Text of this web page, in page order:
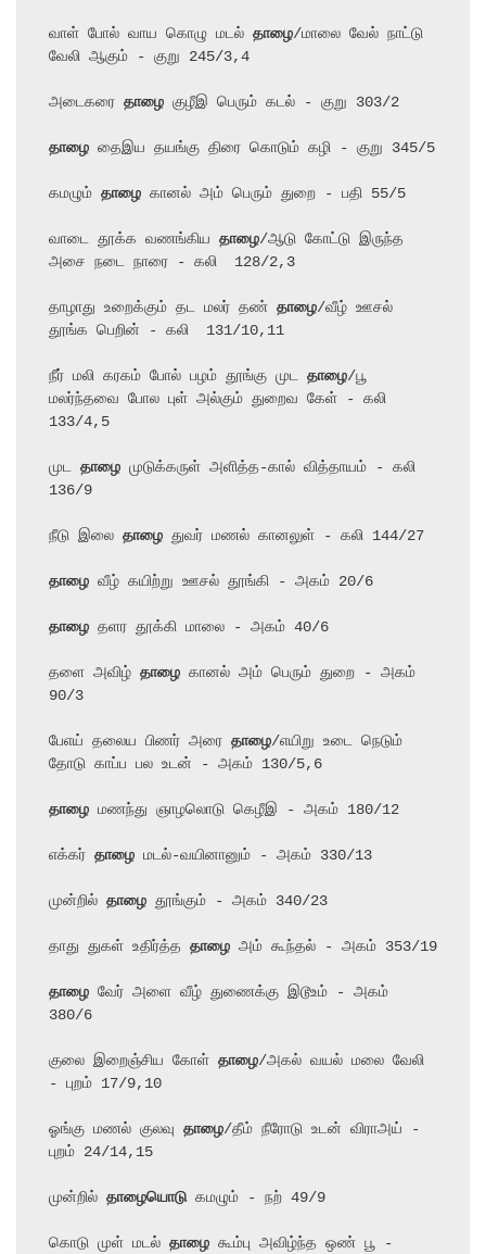
வாள் போல் வாய கொழு மடல் தாழை/மாலை வேல் நாட்டு
வேலி ஆகும் - குறு 245/3,4
அடைகரை தாழை குழீஇ பெரும் கடல் - குறு 303/2
தாழை தைஇய தயங்கு திரை கொடும் கழி - குறு 345/5
கமழும் தாழை கானல் அம் பெரும் துறை - பதி 55/5
வாடை தூக்க வணங்கிய தாழை/ஆடு கோட்டு இருந்த
அசை நடை நாரை - கலி  128/2,3
தாழாது உறைக்கும் தட மலர் தண் தாழை/வீழ் ஊசல்
தூங்க பெறின் - கலி  131/10,11
நீர் மலி கரகம் போல் பழம் தூங்கு முட தாழை/பூ
மலர்ந்தவை போல புள் அல்கும் துறைவ கேள் - கலி
133/4,5
முட தாழை முடுக்கருள் அளித்த-கால் வித்தாயம் - கலி
136/9
நீடு இலை தாழை துவர் மணல் கானலுள் - கலி 144/27
தாழை வீழ் கயிற்று ஊசல் தூங்கி - அகம் 20/6
தாழை தளர தூக்கி மாலை - அகம் 40/6
தளை அவிழ் தாழை கானல் அம் பெரும் துறை - அகம்
90/3
பேஎய் தலைய பிணர் அரை தாழை/எயிறு உடை நெடும்
தோடு காப்ப பல உடன் - அகம் 130/5,6
தாழை மணந்து ஞாழலொடு கெழீஇ - அகம் 180/12
எக்கர் தாழை மடல்-வயினானும் - அகம் 330/13
முன்றில் தாழை தூங்கும் - அகம் 340/23
தாது துகள் உதிர்த்த தாழை அம் கூந்தல் - அகம் 353/19
தாழை வேர் அளை வீழ் துணைக்கு இடூஉம் - அகம்
380/6
குலை இறைஞ்சிய கோள் தாழை/அகல் வயல் மலை வேலி
- புறம் 17/9,10
ஓங்கு மணல் குலவு தாழை/தீம் நீரோடு உடன் விராஅய் -
புறம் 24/14,15
முன்றில் தாழையொடு கமழும் - நற் 49/9
கொடு முள் மடல் தாழை கூம்பு அவிழ்ந்த ஒண் பூ -